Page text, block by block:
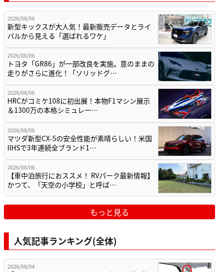
2026/08/06
新型キックスが大人気！最新販売データとライ
バルから見える「選ばれるワケ」
2026/08/06
トヨタ「GR86」が一部改良を実施。意のままの
走りがさらに進化！「ソリッドグ…
2026/08/06
HRCがコミケ108に初出展！本物F1マシン展示
＆1300万の本格シミュレー…
2026/08/06
マツダ新型CX-5の安全性能が素晴らしい！米国
IIHSで3年連続全ブランド1…
2026/08/06
【車中泊旅行におススメ！ RVパーク最新情報】
かつて、「天空の小学校」と呼ば…
もっと見る
人気記事ランキング(全体)
2026/08/04